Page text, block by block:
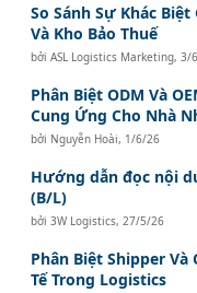
So Sánh Sự Khác
Và Kho Bảo Thuế
bởiASL Logistics Marketing,3/
Phân Biệt ODM Và
Cung Ứng Cho Nhà
bởi Nguyễn Hoài, 1/6/26
Hướng dẫn đọc nội
(B/L)
bởi3W Logistics,27/5/26
Phân Biệt Shipper
Tế Trong Logistics